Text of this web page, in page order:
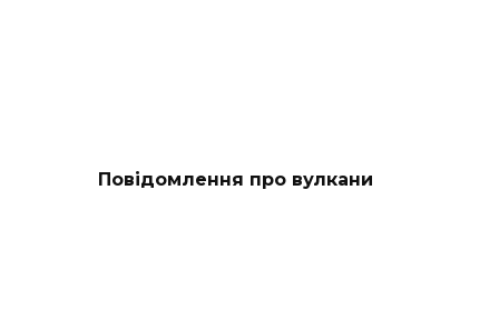
Повідомлення про вулкани